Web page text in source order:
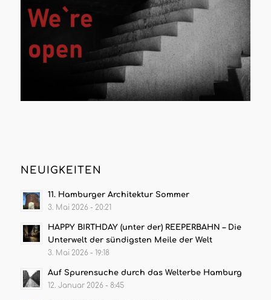
NEUIGKEITEN
11. Hamburger Architektur Sommer
3. Mai 2026 - 20:21
HAPPY BIRTHDAY (unter der) REEPERBAHN – Die
Unterwelt der sündigsten Meile der Welt
3. Mai 2026 - 19:18
Auf Spurensuche durch das Welterbe Hamburg
12. Januar 2026 - 8:45